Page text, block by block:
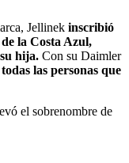
Jellinek inscribió
la Costa Azul,
hija. Con su Daimler
las personas que
el sobrenombre de